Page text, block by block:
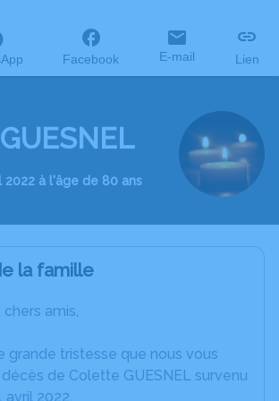
Facebook E-mail Lien
à l'âge de 80 ans
la famille
amis,
grande tristesse que nous vous
de Colette GUESNEL survenu
avril 2022.